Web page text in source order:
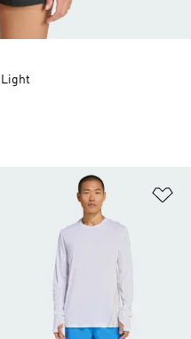
do listy życzeń
Light